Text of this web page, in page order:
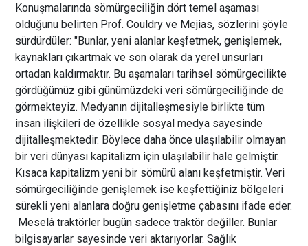
Konuşmalarında sömürgeciliğin dört temel aşaması
olduğunu belirten Prof. Couldry ve Mejias, sözlerini şöyle
sürdürdüler: "Bunlar, yeni alanlar keşfetmek, genişlemek,
kaynakları çıkartmak ve son olarak da yerel unsurları
ortadan kaldırmaktır. Bu aşamaları tarihsel sömürgecilikte
gördüğümüz gibi günümüzdeki veri sömürgeciliğinde de
görmekteyiz. Medyanın dijitalleşmesiyle birlikte tüm
insan ilişkileri de özellikle sosyal medya sayesinde
dijitalleşmektedir. Böylece daha önce ulaşılabilir olmayan
bir veri dünyası kapitalizm için ulaşılabilir hale gelmiştir.
Kısaca kapitalizm yeni bir sömürü alanı keşfetmiştir. Veri
sömürgeciliğinde genişlemek ise keşfettiğiniz bölgeleri
sürekli yeni alanlara doğru genişletme çabasını ifade eder.
Meselâ traktörler bugün sadece traktör değiller. Bunlar
bilgisayarlar sayesinde veri aktarıyorlar. Sağlık